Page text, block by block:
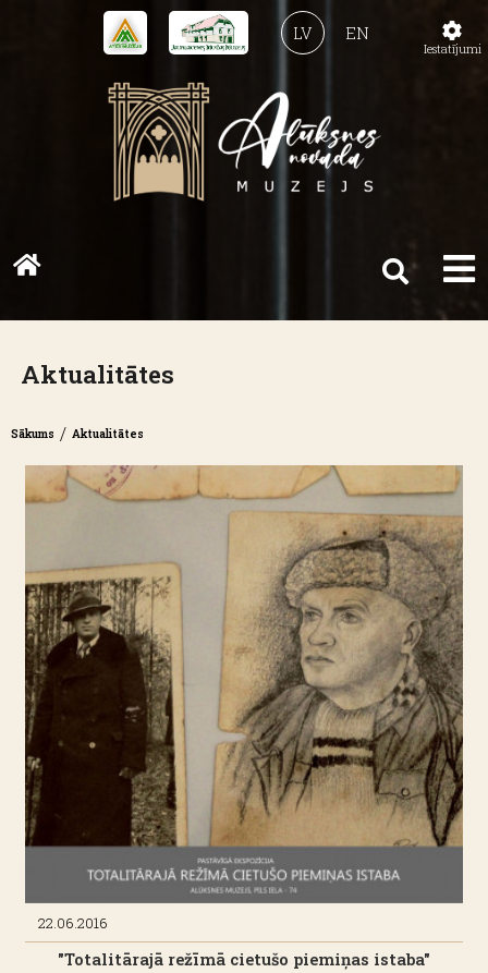
EN
LV
Aktualitātes
Sākums / Aktualitātes
22.06.2016
"Totalitārajā režīmā cietušo piemiņas istaba"
Iestatījumi